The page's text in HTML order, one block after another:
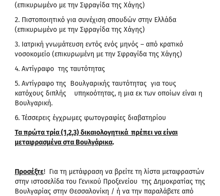
(επικυρωμένο με την Σφραγίδα της Χάγης)
2. Πιστοποιητικό για συνέχιση σπουδών στην Ελλάδα
(επικυρωμένο με την Σφραγίδα της Χάγης)
3. Ιατρική γνωμάτευση εντός ενός μηνός – από κρατικό
νοσοκομείο (επικυρωμένη με την Σφραγίδα της Χάγης)
4. Αντίγραφο της ταυτότητας
5. Αντίγραφο της Βουλγαρικής ταυτότητας για τους
κατόχους διπλής υπηκοότητας, η μια εκ των οποίων είναι η
Βουλγαρική.
6. Τέσσερεις έγχρωμες φωτογραφίες διαβατηρίου
Τα πρώτα τρία (1,2,3) δικαιολογητικά πρέπει να είναι
μεταφρασμένα στα Βουλγάρικα.
Προσέξτε! Για τη μετάφραση να βρείτε τη λίστα μεταφραστών
στην ιστοσελίδα του Γενικού Προξενείου της Δημοκρατίας της
Βουλγαρίας στην Θεσσαλονίκη / ή να την παραλάβετε από